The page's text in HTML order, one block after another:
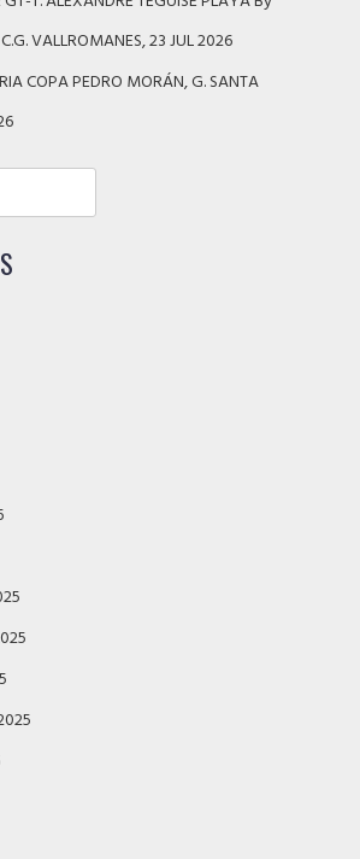
VALLROMANES, 23 JUL 2026
COPA PEDRO MORÁN, G. SANTA